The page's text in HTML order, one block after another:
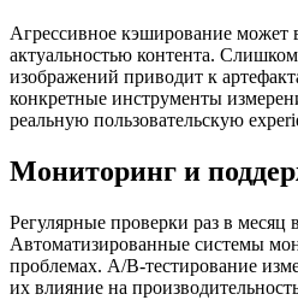
Агрессивное кэширование может
актуальностью контента.
изображений приводит к
конкретные инструменты
реальную пользовательскую
Мониторинг и
Регулярные проверки раз в месяц
Автоматизированные системы
проблемах. A/B-тестирование
их влияние на